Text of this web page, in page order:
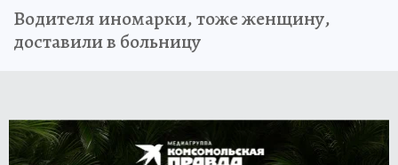
Водителя иномарки, тоже женщину,
доставили в больницу